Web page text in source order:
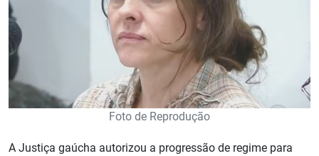
Foto de Reprodução
A Justiça gaúcha autorizou a progressão de regime para